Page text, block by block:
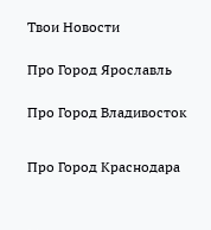
Твои Новости
Про Город Ярославль
Про Город Владивосток
Про Город Краснодара